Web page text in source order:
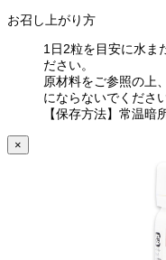
お召し上がり方
1日2粒を目安に水ま
ださい。
原材料をご参照の上
にならないでください
【保存方法】常温暗
×